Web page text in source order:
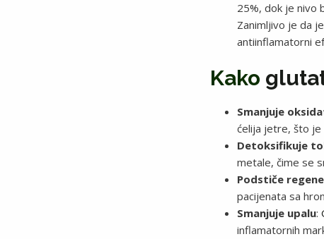
25%, dok je nivo
Zanimljivo je da
antiinflamatorni
Kako
Smanjuje
ćelija jetre, što je
Detoksifikuje
metale, čime se
Podstiče
pacijenata sa
Smanjuje upalu:
inflamatornih